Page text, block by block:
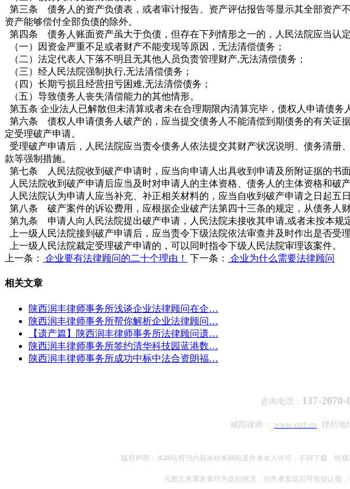
第三条 债务人的资产负债表，或者审计报告、资产评估报告等显示其全部资产
资产能够偿付全部负债的除外。
第四条 债务人账面资产虽大于负债，但存在下列情形之一的，人民法院应当认
（一）因资金严重不足或者财产不能变现等原因，无法清偿债务；
（二） 法定代表人 下落不明且无其他人员负责管理财产,无法清偿债务；
（三）经人民法院强制执行,无法清偿债务；
（四）长期亏损且经营扭亏困难,无法清偿债务；
（五）导致债务人丧失清偿能力的其他情形。
第五条 企业法人 已解散但未清算或者未在合理期限内清算完毕， 债权人 申请债务
第六条 债权人申请债务人破产的，应当提交债务人不能清偿到期债务的有关证
定受理破产申请。
受理破产申请后，人民法院应当责令债务人依法提交其财产状况说明、债务清
款等强制措施。
第七条 人民法院收到破产申请时，应当向申请人出具收到申请及所附证据的书面
人民法院收到破产申请后应当及时对申请人的主体资格、债务人的主体资格和破
人民法院认为申请人应当补充、补正相关材料的，应当自收到破产申请之日起五
第八条 破产案件的诉讼费用 ，应根据企业破产法第四十三条的规定，从债务人
第九条 申请人向人民法院提出破产申请，人民法院未接收其申请,或者未按本规
上一级人民法院接到破产申请后，应当责令下级法院依法审查并及时作出是否受
上一级人民法院裁定受理破产申请的，可以同时指令下级人民法院审理该案件。
上一条：
企业要有法律顾问的二十个理由！ 下一条： 企业为什么需要法律顾问
相关文章
陕西润丰律师事务所浅谈企业法律顾问在企…
陕西润丰律师事务所帮你解析企业法律顾问…
【遗产篇】陕西润丰律师事务所法律顾问遗…
陕西润丰律师事务所签约清华科技园蓝港数…
陕西润丰律师事务所成功中标中法合资朗福…
咨询电话： 137-
咸阳律师： www.sxrf.cn 律所地
版权声明：本网站所刊内容未经本网站及作者本人许可，不得下载、转
凡图文未署名者均为原始状况，但作者发现后可告知认领